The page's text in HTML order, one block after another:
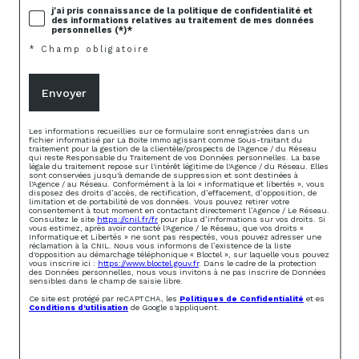
j'ai pris connaissance de la politique de confidentialité et
des informations relatives au traitement de mes données
personnelles (*)*
* Champ obligatoire
Envoyer
Les informations recueillies sur ce formulaire sont enregistrées dans un
fichier informatisé par La Boite Immo agissant comme Sous-traitant du
traitement pour la gestion de la clientèle/prospects de l'Agence / du Réseau
qui reste Responsable du Traitement de vos Données personnelles. La base
légale du traitement repose sur l'intérêt légitime de l'Agence / du Réseau. Elles
sont conservées jusqu'à demande de suppression et sont destinées à
l'Agence / au Réseau. Conformément à la loi « informatique et libertés », vous
disposez des droits d’accès, de rectification, d’effacement, d’opposition, de
limitation et de portabilité de vos données. Vous pouvez retirer votre
consentement à tout moment en contactant directement l’Agence / Le Réseau.
Consultez le site https://cnil.fr/fr pour plus d’informations sur vos droits. Si
vous estimez, après avoir contacté l'Agence / le Réseau, que vos droits «
Informatique et Libertés » ne sont pas respectés, vous pouvez adresser une
réclamation à la CNIL. Nous vous informons de l’existence de la liste
d'opposition au démarchage téléphonique « Bloctel », sur laquelle vous pouvez
vous inscrire ici : https://www.bloctel.gouv.fr. Dans le cadre de la protection
des Données personnelles, nous vous invitons à ne pas inscrire de Données
sensibles dans le champ de saisie libre.
Ce site est protégé par reCAPTCHA, les Politiques de Confidentialité et es
Conditions d'utilisation de Google s'appliquent.